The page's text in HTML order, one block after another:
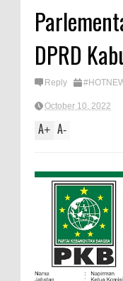
DPRD
Reply
October 10, 2022
A+ A-